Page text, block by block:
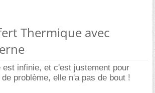
Thermique avec
est infinie, et c'est justement pour
problème, elle n'a pas de bout !